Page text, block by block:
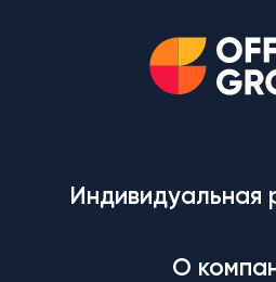
Индивидуальная
О